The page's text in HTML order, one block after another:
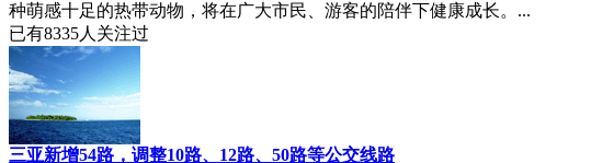
种萌感十足的热带动物，将在广大市民、游客的陪伴下健康成长。...
已有8335人关注过
三亚新增54路，调整10路、12路、50路等公交线路